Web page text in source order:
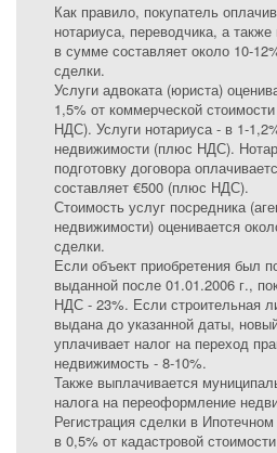
Как правило, покупатель
нотариуса, переводчика, а
в сумме составляет около 10-
сделки.
Услуги адвоката (юриста)
1,5% от коммерческой
НДС). Услуги нотариуса - в 1-
недвижимости (плюс НДС).
подготовку договора
составляет €500 (плюс НДС).
Стоимость услуг посредника
недвижимости) оценивается
сделки.
Если объект приобретения был
выданной после 01.01.2006 г.,
НДС - 23%. Если строительная
выдана до указанной даты,
уплачивает налог на переход
недвижимость - 8-10%.
Также выплачивается
налога на переоформление
Регистрация сделки в
в 0,5% от кадастровой